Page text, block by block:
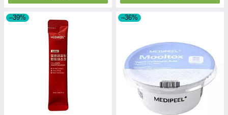
–39% –36%